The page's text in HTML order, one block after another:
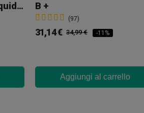
Siringa Per Coltura Liquida Jedi Mind Fuck B +
(97)
31,14 € 34,99 € -11%
Aggiungi al carrello